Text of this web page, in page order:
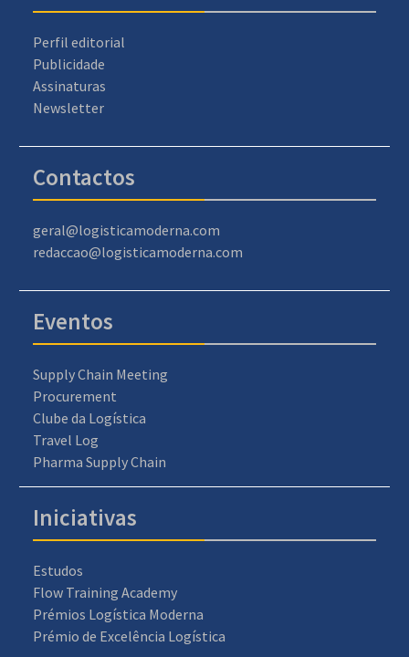
Perfil editorial
Publicidade
Assinaturas
Newsletter
Contactos
geral@logisticamoderna.com
redaccao@logisticamoderna.com
Eventos
Supply Chain Meeting
Procurement
Clube da Logística
Travel Log
Pharma Supply Chain
Iniciativas
Estudos
Flow Training Academy
Prémios Logística Moderna
Prémio de Excelência Logística